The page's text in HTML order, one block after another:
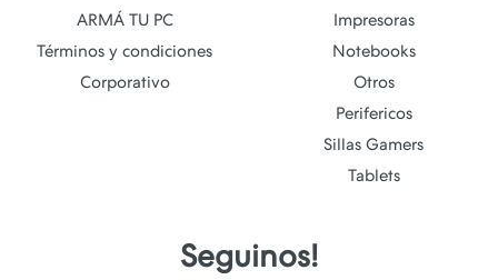
ARMÁ TU PC
Términos y condiciones
Corporativo
Impresoras
Notebooks
Otros
Perifericos
Sillas Gamers
Tablets
Seguinos!